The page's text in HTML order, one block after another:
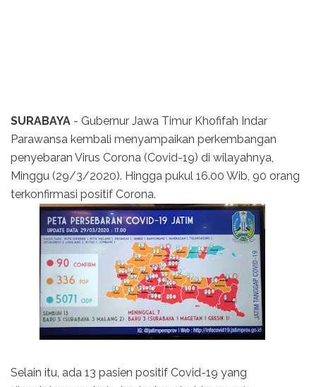
SURABAYA - Gubernur Jawa Timur Khofifah Indar
Parawansa kembali menyampaikan perkembangan
penyebaran Virus Corona (Covid-19) di wilayahnya,
Minggu (29/3/2020). Hingga pukul 16.00 Wib, 90 orang
terkonfirmasi positif Corona.
Selain itu, ada 13 pasien positif Covid-19 yang